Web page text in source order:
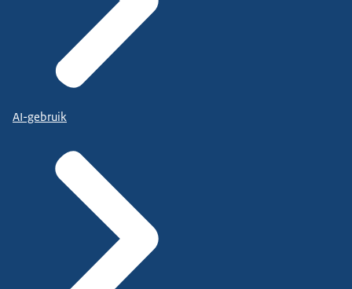
AI-gebruik